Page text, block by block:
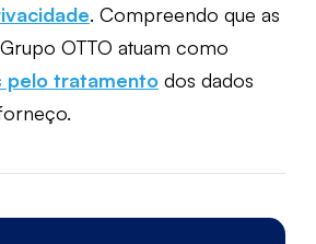
. Compreendo que as
OTTO atuam como
pelo tratamento dos dados